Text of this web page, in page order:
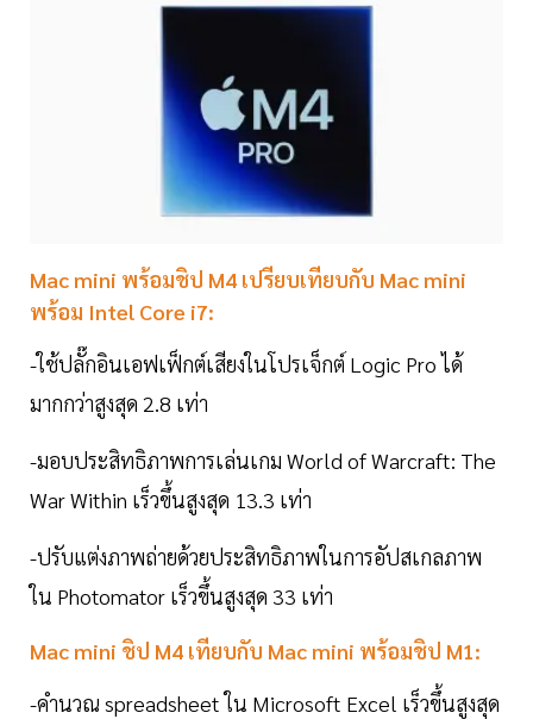
Mac mini พร้อมชิป M4 เปรียบเทียบกับ Mac mini
พร้อม Intel Core i7:
-ใช้ปลั๊กอินเอฟเฟ็กต์เสียงในโปรเจ็กต์ Logic Pro ได้
มากกว่าสูงสุด 2.8 เท่า
-มอบประสิทธิภาพการเล่นเกม World of Warcraft: The
War Within เร็วขึ้นสูงสุด 13.3 เท่า
-ปรับแต่งภาพถ่ายด้วยประสิทธิภาพในการอัปสเกลภาพ
ใน Photomator เร็วขึ้นสูงสุด 33 เท่า
Mac mini ชิป M4 เทียบกับ Mac mini พร้อมชิป M1:
-คำนวณ spreadsheet ใน Microsoft Excel เร็วขึ้นสูงสุด